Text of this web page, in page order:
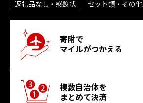
返礼品なし・感謝状
セット類・その他
寄附で
マイルがつかえる
複数自治体を
まとめて決済